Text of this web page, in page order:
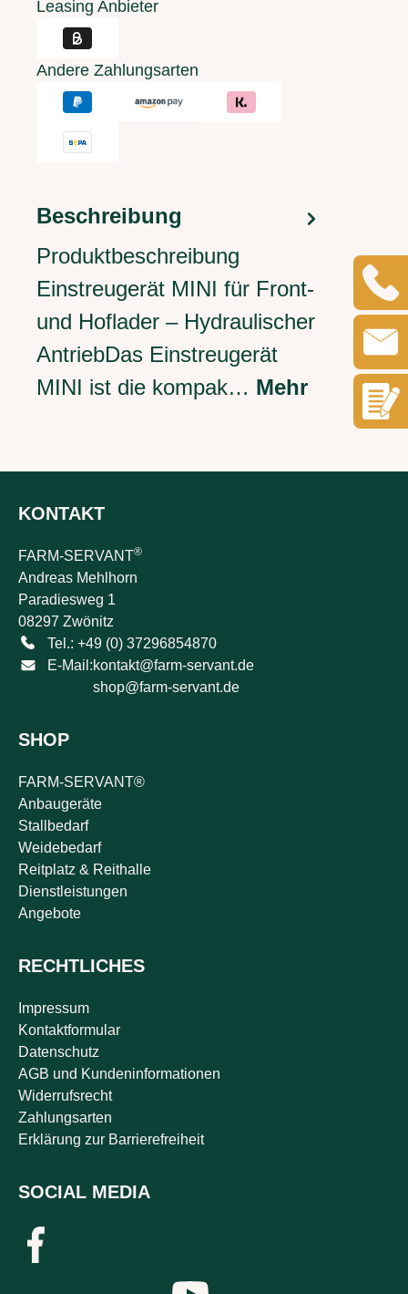
Leasing Anbieter
Andere Zahlungsarten
Beschreibung
Produktbeschreibung
Einstreugerät MINI für Front-
und Hoflader – Hydraulischer
AntriebDas Einstreugerät
MINI ist die kompak… Mehr
KONTAKT
FARM-SERVANT®
Andreas Mehlhorn
Paradiesweg 1
08297 Zwönitz
Tel.: +49 (0) 37296854870
E-Mail:kontakt@farm-servant.de
shop@farm-servant.de
SHOP
FARM-SERVANT®
Anbaugeräte
Stallbedarf
Weidebedarf
Reitplatz & Reithalle
Dienstleistungen
Angebote
RECHTLICHES
Impressum
Kontaktformular
Datenschutz
AGB und Kundeninformationen
Widerrufsrecht
Zahlungsarten
Erklärung zur Barrierefreiheit
SOCIAL MEDIA